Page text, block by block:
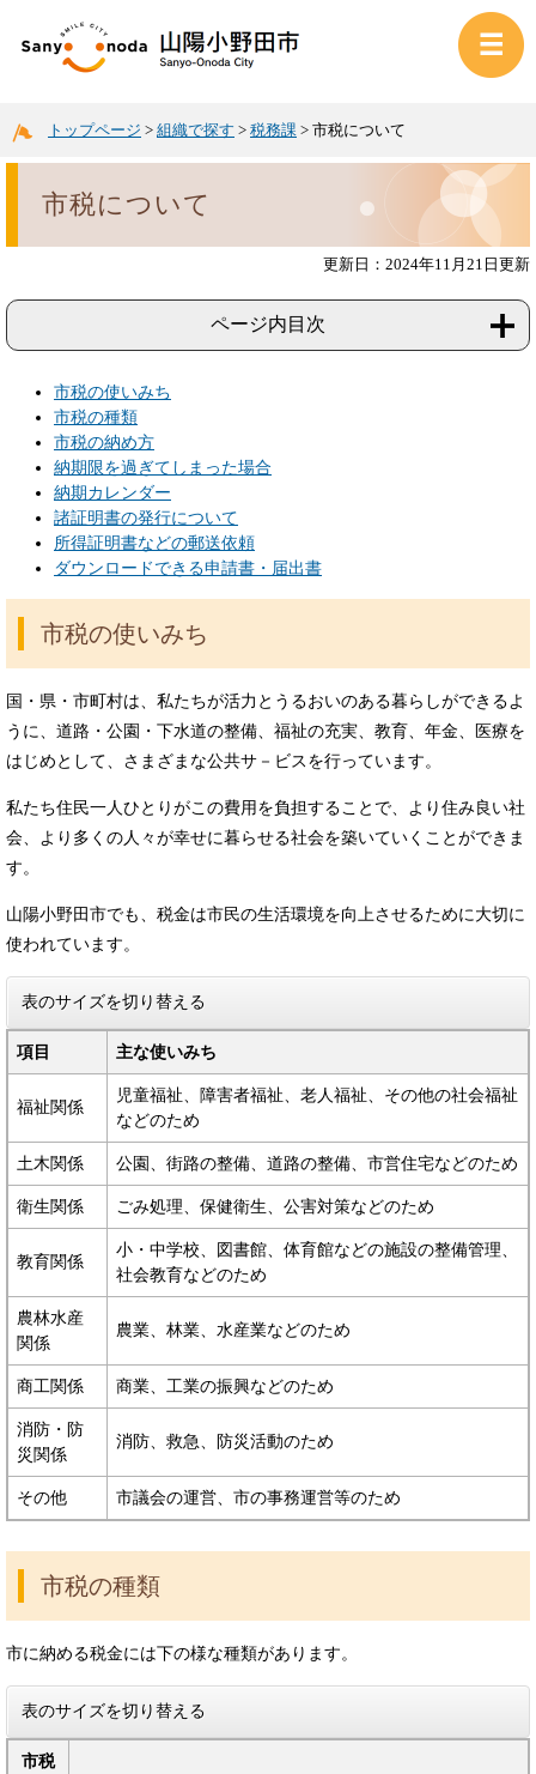
トップページ > 組織で探す > 税務課 > 市税について
市税について
更新日：2024年11月21日更新
ページ内目次
市税の使いみち
市税の種類
市税の納め方
納期限を過ぎてしまった場合
納期カレンダー
諸証明書の発行について
所得証明書などの郵送依頼
ダウンロードできる申請書・届出書
市税の使いみち
国・県・市町村は、私たちが活力とうるおいのある暮らしができるよ
うに、道路・公園・下水道の整備、福祉の充実、教育、年金、医療を
はじめとして、さまざまな公共サ－ビスを行っています。
私たち住民一人ひとりがこの費用を負担することで、より住み良い社
会、より多くの人々が幸せに暮らせる社会を築いていくことができま
す。
山陽小野田市でも、税金は市民の生活環境を向上させるために大切に
使われています。
表のサイズを切り替える
項目 主な使いみち
福祉関係
児童福祉、障害者福祉、老人福祉、その他の社会福祉
などのため
土木関係 公園、街路の整備、道路の整備、市営住宅などのため
衛生関係 ごみ処理、保健衛生、公害対策などのため
教育関係
小・中学校、図書館、体育館などの施設の整備管理、
社会教育などのため
農林水産
関係
農業、林業、水産業などのため
商工関係 商業、工業の振興などのため
消防・防
災関係
消防、救急、防災活動のため
その他 市議会の運営、市の事務運営等のため
市税の種類
市に納める税金には下の様な種類があります。
表のサイズを切り替える
市税